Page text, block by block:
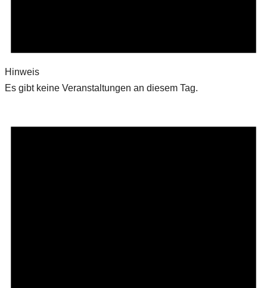
Hinweis
Es gibt keine Veranstaltungen an diesem Tag.